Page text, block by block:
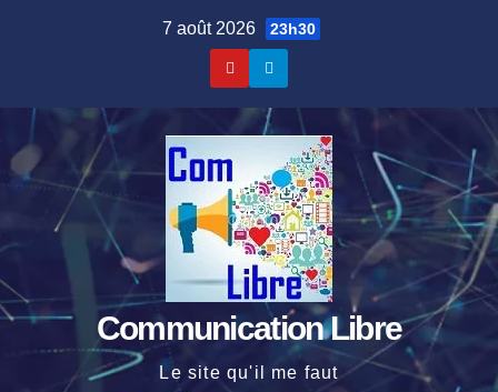
7 août 2026 23h30
Communication Libre
Le site qu'il me faut